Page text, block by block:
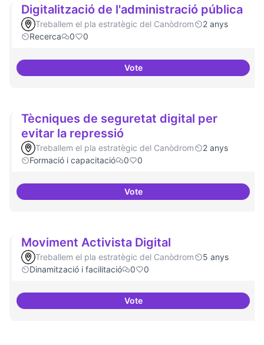
Digitalització de l'administració pública
Treballem el pla estratègic del Canòdrom
2 anys
Recerca
0 0
VoteDigitalització de l'administració
Tècniques de seguretat digital per
evitar la repressió
Treballem el pla estratègic del Canòdrom
2 anys
Formació i capacitació
0 0
VoteTècniques de seguretat digital
Moviment Activista Digital
Treballem el pla estratègic del Canòdrom
5 anys
Dinamització i facilitació
0 0
VoteMoviment Activista Digital